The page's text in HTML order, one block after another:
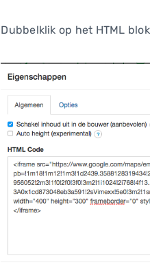
Dubbelklik op het HTML